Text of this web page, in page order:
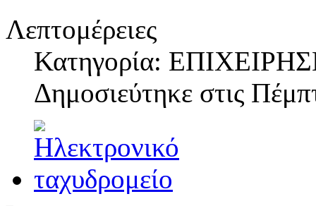
Λεπτομέρειες
Κατηγορία:
Δημοσιεύτηκε στις